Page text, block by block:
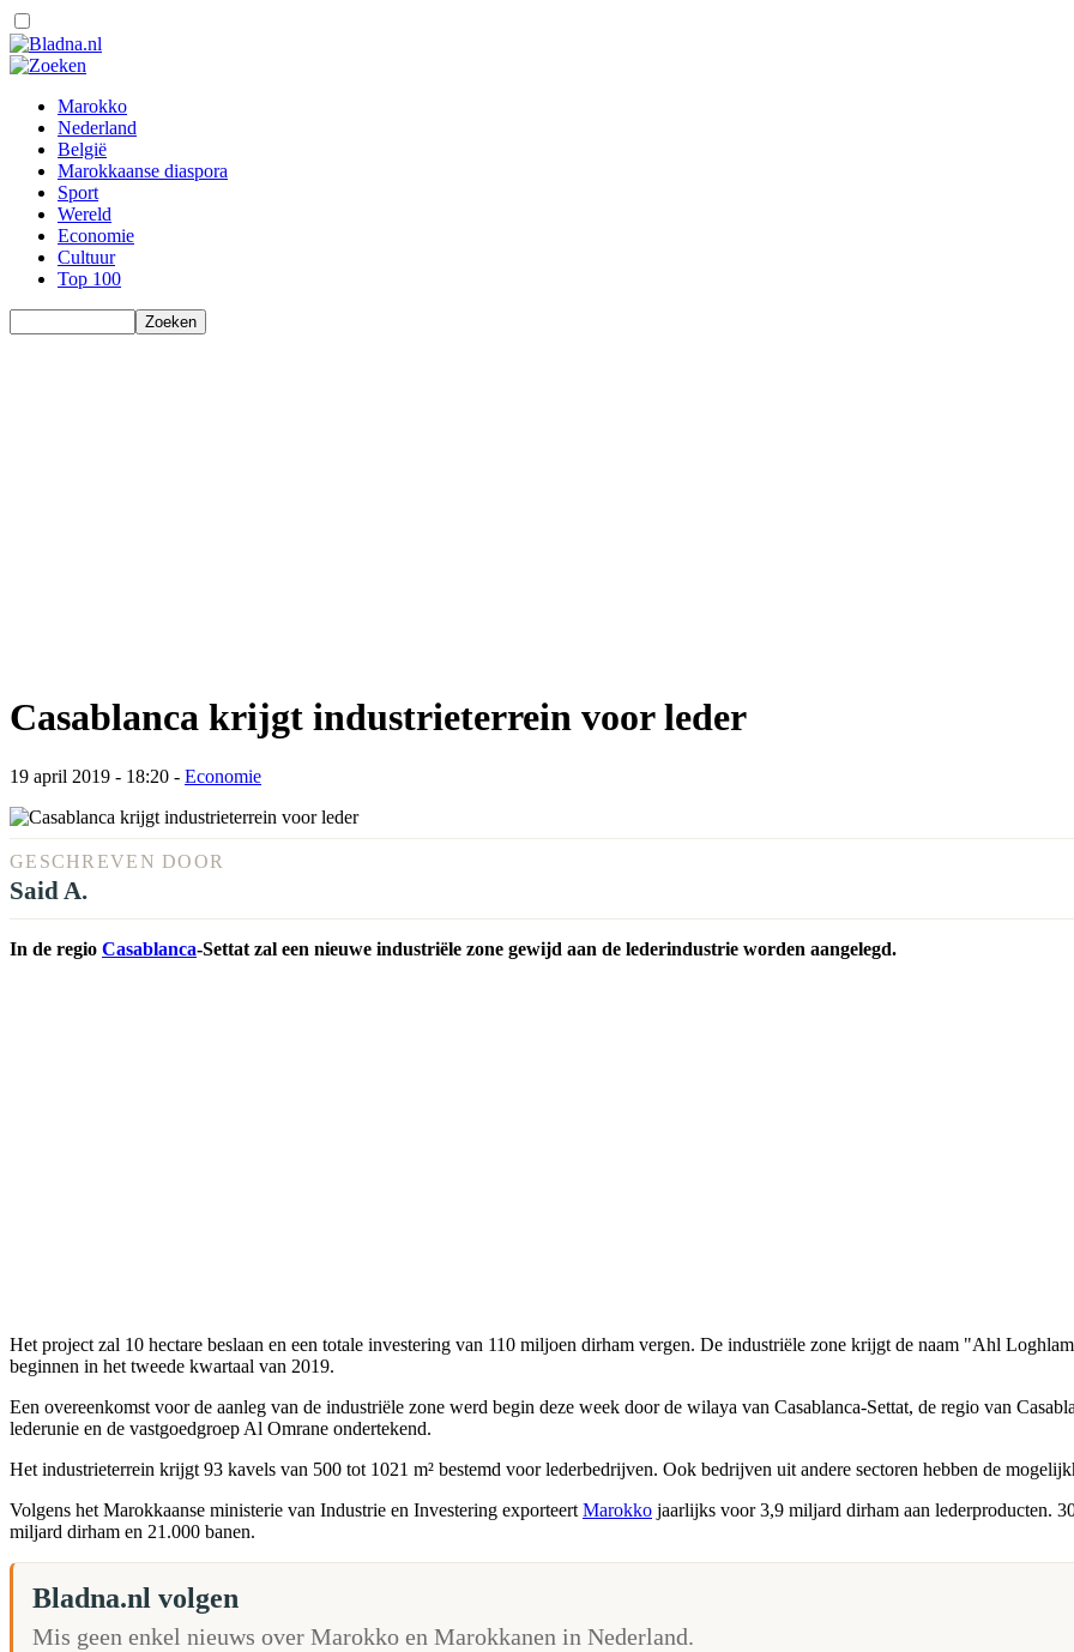
Marokko
Nederland
België
Marokkaanse diaspora
Sport
Wereld
Economie
Cultuur
Top 100
Casablanca krijgt industrieterrein voor leder
19 april 2019 - 18:20 - Economie
GESCHREVEN DOOR
Said A.
In de regio Casablanca-Settat zal een nieuwe industriële zone gewijd aan de lederindustrie worden aangelegd.
Het project zal 10 hectare beslaan en een totale investering van 110 miljoen dirham vergen. De industriële zone krijgt de naam "Ahl
beginnen in het tweede kwartaal van 2019.
Een overeenkomst voor de aanleg van de industriële zone werd begin deze week door de wilaya van Casablanca-Settat, de regio van
lederunie en de vastgoedgroep Al Omrane ondertekend.
Het industrieterrein krijgt 93 kavels van 500 tot 1021 m² bestemd voor lederbedrijven. Ook bedrijven uit andere sectoren hebben de
Volgens het Marokkaanse ministerie van Industrie en Investering exporteert Marokko jaarlijks voor 3,9 miljard dirham aan lederproducten.
miljard dirham en 21.000 banen.
Bladna.nl volgen
Mis geen enkel nieuws over Marokko en Marokkanen in Nederland.